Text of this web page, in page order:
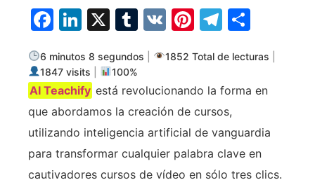
Facebook
LinkedIn
X Tumblr
VK Pinterest
6 minutos 8 segundos 1852 Total de lecturas
1847 visits
100%
AI Teachify está revolucionando la forma en
que abordamos la creación de cursos,
utilizando inteligencia artificial de vanguardia
para transformar cualquier palabra clave en
cautivadores cursos de vídeo en sólo tres clics.